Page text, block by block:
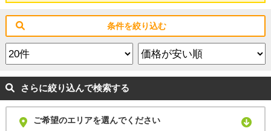
条件を絞り込む
さらに絞り込んで検索する
ご希望のエリアを選んでください